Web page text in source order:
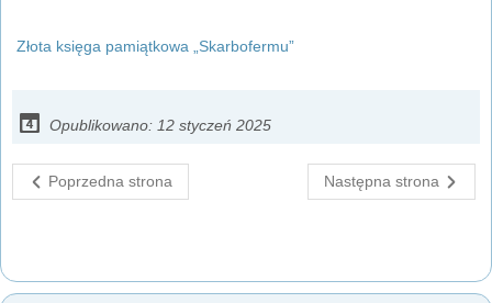
Złota księga pamiątkowa „Skarbofermu”
Opublikowano: 12 styczeń 2025
Poprzedna strona Następna strona